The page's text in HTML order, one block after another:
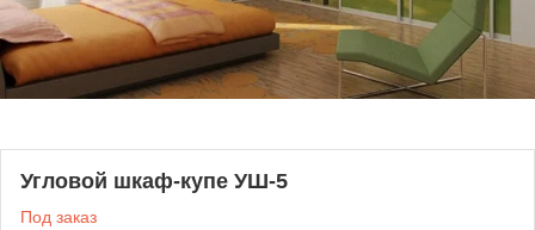
Угловой шкаф-купе УШ-5
Под заказ